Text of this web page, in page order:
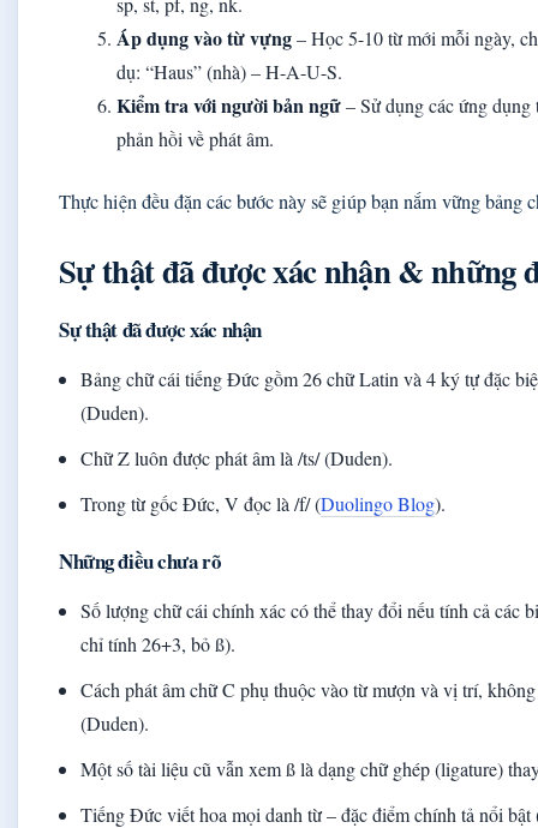
Áp dụng vào từ vựng– Học 5-10 từ mới mỗi ngày,
dụ: “Haus” (nhà) – H-A-U-S.
Kiểm tra với người bản ngữ– Sử dụng các ứng
phản hồi về phát âm.
Thực hiện đều đặn các bước này sẽ giúp bạn nắm vững bảng
Sự thật đã được xác nhận & những
Sự thật đã được xác nhận
Bảng chữ cái tiếng Đức gồm 26 chữ Latin và 4 ký tự đặc
(Duden).
Chữ Z luôn được phát âm là /ts/ (Duden).
Trong từ gốc Đức, V đọc là /f/ (Duolingo Blog).
Những điều chưa rõ
Số lượng chữ cái chính xác có thể thay đổi nếu tính cả các
chỉ tính 26+3, bỏ ß).
Cách phát âm chữ C phụ thuộc vào từ mượn và vị trí,
(Duden).
Một số tài liệu cũ vẫn xem ß là dạng chữ ghép (ligature)
Tiếng Đức viết hoa mọi danh từ – đặc điểm chính tả nổi